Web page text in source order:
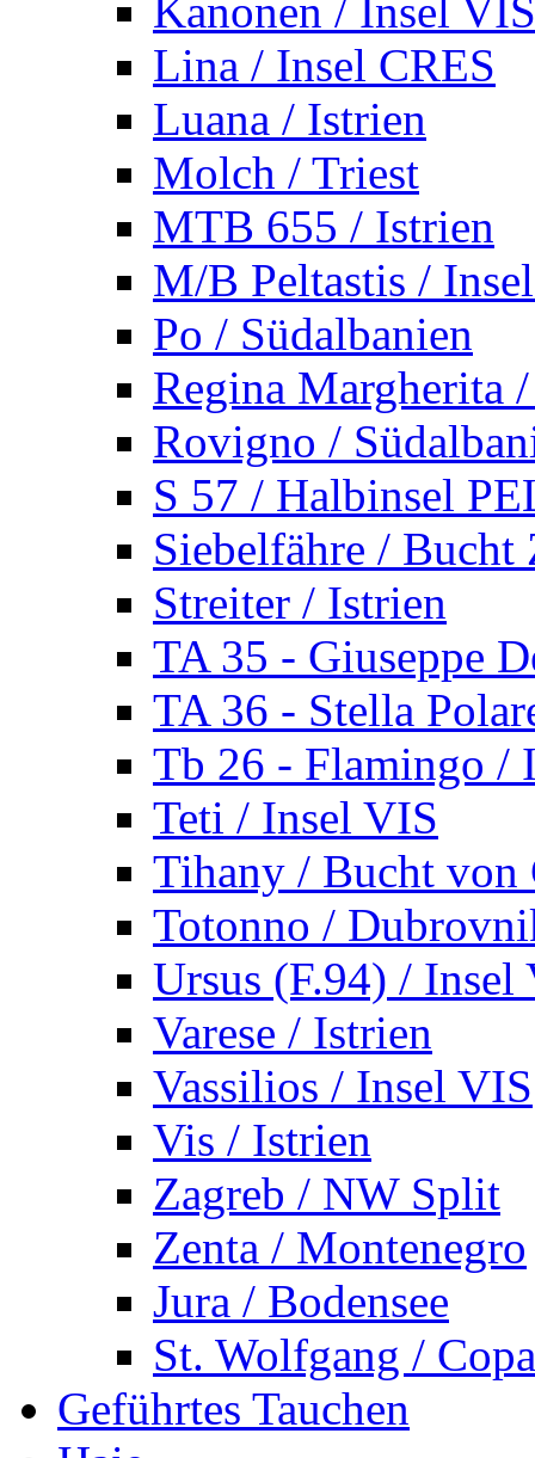
Kanonen / Insel VIS
Lina / Insel CRES
Luana / Istrien
Molch / Triest
MTB 655 / Istrien
M/B Peltastis /
Po / Südalbanien
Regina Margherita
Rovigno /
S 57 / Halbinsel
Siebelfähre / Bucht
Streiter / Istrien
TA 35 - Giuseppe
TA 36 - Stella
Tb 26 - Flamingo /
Teti / Insel VIS
Tihany / Bucht von
Totonno /
Ursus (F.94) / Insel
Varese / Istrien
Vassilios / Insel VIS
Vis / Istrien
Zagreb / NW Split
Zenta / Montenegro
Jura / Bodensee
St. Wolfgang /
Geführtes Tauchen